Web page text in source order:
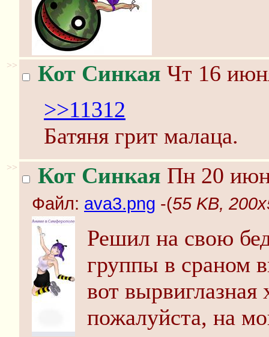
>> Кот Синкая Чт 16
>>11312
Батяня грит малаца.
>> Кот Синкая Пн 20
Файл: ava3.png -(55 KB,
Решил на свою
группы в сраном
вот
пожалуйста, на